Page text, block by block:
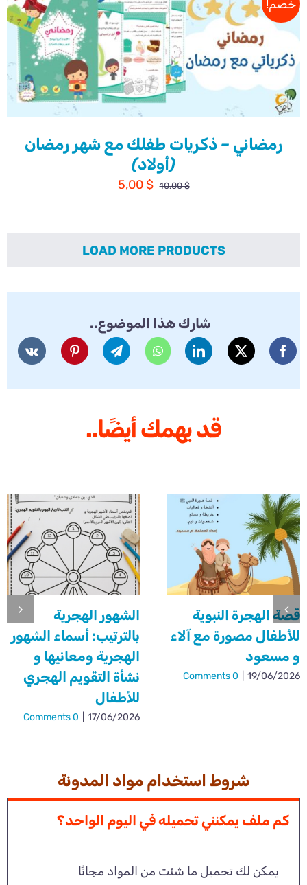
خصم!
رمضاني – ذكريات طفلك مع شهر رمضان
(أولاد)
10,00$
السعر
10,00 $.
5,00$
5,00 $.
LOAD MORE PRODUCTS
شارك هذا الموضوع..
قد يهمك أيضًا..
قصة الهجرة النبوية
للأطفال مصورة مع آلاء
و مسعود
19/06/2026
0 Comments
الشهور الهجرية
بالترتيب: أسماء الشهور
الهجرية ومعانيها و
نشأة التقويم الهجري
للأطفال
17/06/2026
0 Comments
شروط استخدام مواد المدونة
كم ملف يمكنني تحميله في اليوم الواحد؟
يمكن لك تحميل ما شئت من المواد مجانًا